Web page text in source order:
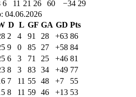
6 11 21 26 60 −34 29
04.06.2026
D L GF GA GD Pts
2 4 91 28 +63 86
9 0 85 27 +58 84
6 3 71 25 +46 81
8 3 83 34 +49 77
7 11 55 48 +7
55
8 11 59 46 +13 53